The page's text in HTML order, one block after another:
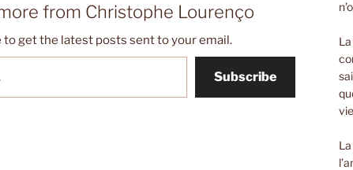
from Christophe Lourenço
to get the latest posts sent to your email.
Subscribe